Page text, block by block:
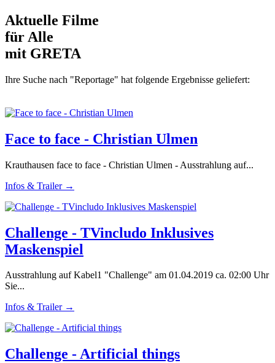
Aktuelle Filme
für Alle
mit GRETA
Ihre Suche nach "Reportage" hat folgende Ergebnisse geliefert:
Face to face - Christian Ulmen
Krauthausen face to face - Christian Ulmen - Ausstrahlung auf...
Infos & Trailer →
Challenge - TVincludo Inklusives
Maskenspiel
Ausstrahlung auf Kabel1 "Challenge" am 01.04.2019 ca. 02:00 Uhr
Sie...
Infos & Trailer →
Challenge - Artificial things